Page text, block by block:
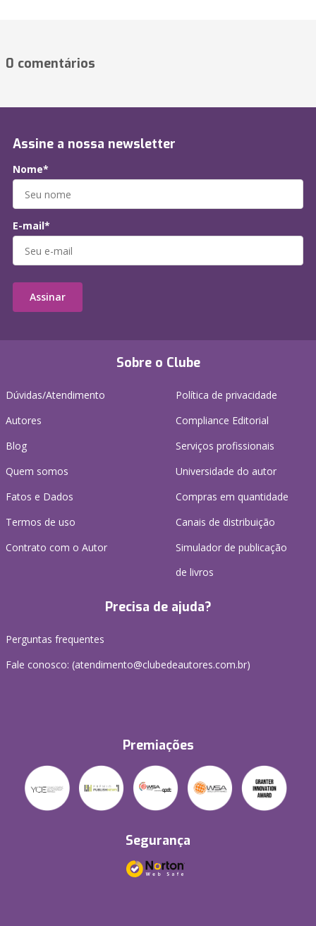
0 comentários
Sobre o Clube
Dúvidas/Atendimento
Autores
Blog
Quem somos
Fatos e Dados
Termos de uso
Contrato com o Autor
Política de privacidade
Compliance Editorial
Serviços profissionais
Universidade do autor
Compras em quantidade
Canais de distribuição
Simulador de publicação
de livros
Precisa de ajuda?
Perguntas frequentes
Fale conosco: (atendimento@clubedeautores.com.br)
Premiações
Segurança
Assine a nossa newsletter
Nome*
E-mail*
Assinar